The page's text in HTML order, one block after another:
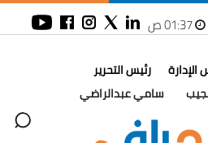
01:37 ص
رئيس التحرير
سامي عبدالراضي